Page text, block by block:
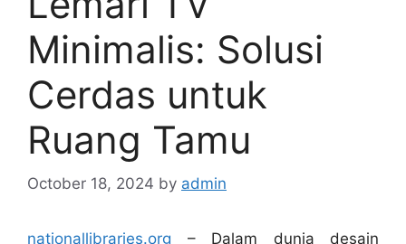
Minimalis: Solusi
Cerdas untuk
Ruang Tamu
October 18, 2024 by admin
nationallibraries.org – Dalam dunia desain